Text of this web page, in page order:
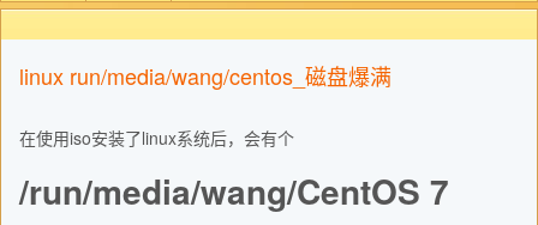
linux run/media/wang/centos_磁盘爆满
在使用iso安装了linux系统后，会有个
/run/media/wang/CentOS 7